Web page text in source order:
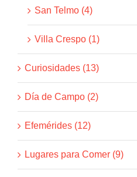
San Telmo (4)
Villa Crespo (1)
Curiosidades (13)
Día de Campo (2)
Efemérides (12)
Lugares para Comer (9)